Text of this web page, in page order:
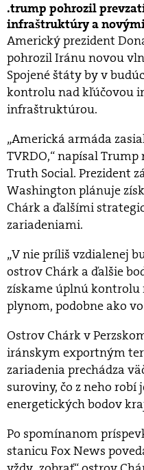
trump pohrozil
infraštruktúry a
Americký prezident
pohrozil Iránu novou
Spojené štáty by v
kontrolu nad kľúčovou
infraštruktúrou.
„Americká armáda
TVRDO,“ napísal
Truth Social. Prezident
Washington plánuje
Chárk a ďalšími
zariadeniami.
„V nie príliš vzdialenej
ostrov Chárk a ďalšie
získame úplnú kontrolu
plynom, podobne ako
Ostrov Chárk v
iránskym exportným
zariadenia prechádza
suroviny, čo z neho robí
energetických bodov
Po spomínanom
stanicu Fox News